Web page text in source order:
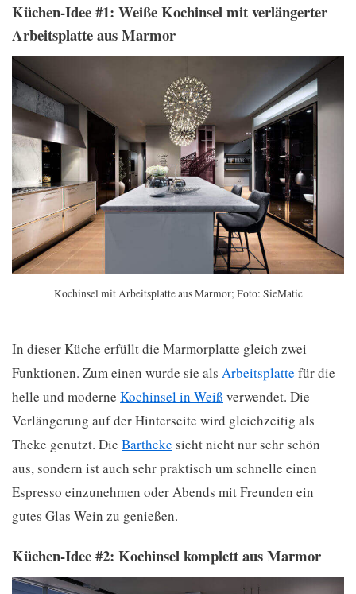
Küchen-Idee #1: Weiße Kochinsel mit verlängerter
Arbeitsplatte aus Marmor
Kochinsel mit Arbeitsplatte aus Marmor; Foto: SieMatic
In dieser Küche erfüllt die Marmorplatte gleich zwei
Funktionen. Zum einen wurde sie als Arbeitsplatte für die
helle und moderne Kochinsel in Weiß verwendet. Die
Verlängerung auf der Hinterseite wird gleichzeitig als
Theke genutzt. Die Bartheke sieht nicht nur sehr schön
aus, sondern ist auch sehr praktisch um schnelle einen
Espresso einzunehmen oder Abends mit Freunden ein
gutes Glas Wein zu genießen.
Küchen-Idee #2: Kochinsel komplett aus Marmor